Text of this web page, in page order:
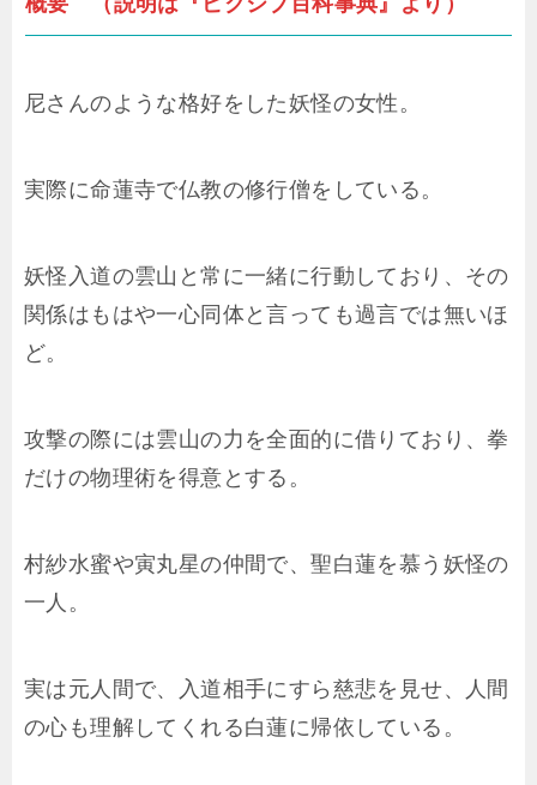
尼さんのような格好をした妖怪の女性。
実際に命蓮寺で仏教の修行僧をしている。
妖怪入道の雲山と常に一緒に行動しており、その
関係はもはや一心同体と言っても過言では無いほ
ど。
攻撃の際には雲山の力を全面的に借りており、拳
だけの物理術を得意とする。
村紗水蜜や寅丸星の仲間で、聖白蓮を慕う妖怪の
一人。
実は元人間で、入道相手にすら慈悲を見せ、人間
の心も理解してくれる白蓮に帰依している。